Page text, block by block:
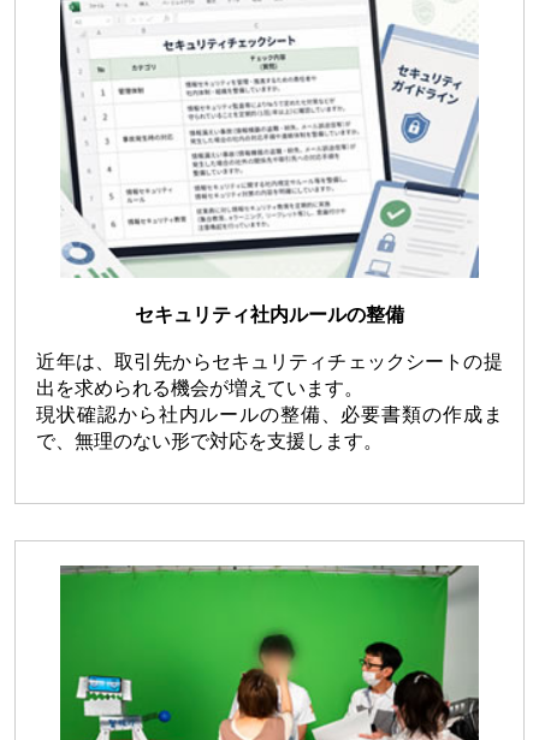
セキュリティ社内ルールの整備
近年は、取引先からセキュリティチェックシートの提
出を求められる機会が増えています。
現状確認から社内ルールの整備、必要書類の作成ま
で、無理のない形で対応を支援します。